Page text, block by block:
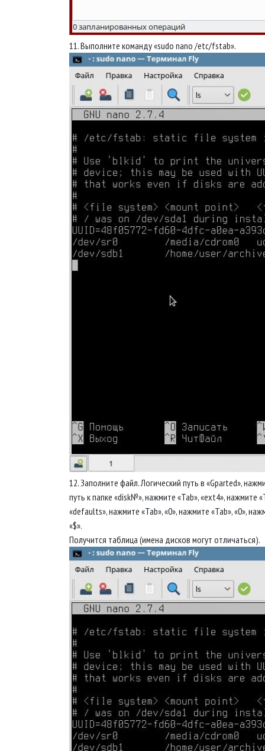
11. Выполните команду «sudo nano /etc/fstab».
12. Заполните файл. Логический путь в «Gparted»,
путь к папке «disk№», нажмите «Tab», «ext4», нажмите
«defaults», нажмите «Tab», «0», нажмите «Tab», «0»,
«$».
Получится таблица (имена дисков могут отличаться).